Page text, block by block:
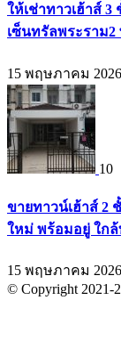
ให้เช่าทาวเฮ้าส์
เซ็นทรัลพระราม2
15 พฤษภาคม 2026
10
ขายทาวน์เฮ้าส์ 2
ใหม่ พร้อมอยู่ ใกล้
15 พฤษภาคม 2026
© Copyright 2021-